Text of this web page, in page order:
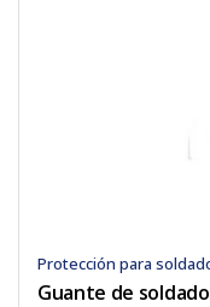
Protección para
Guante de